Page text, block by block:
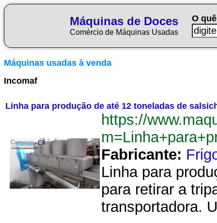
Máquinas de Doces
Comércio de Máquinas Usadas
O
Máquinas usadas à venda
Incomaf
Linha para produção de até 12 toneladas de
https://
Fabricante:
Linha para
para retirar a
transportadora.